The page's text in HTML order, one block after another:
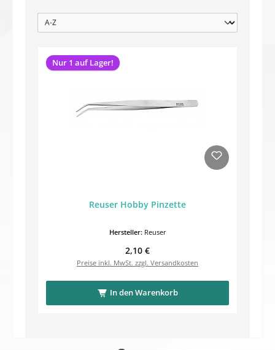
Nur 1 auf Lager!
Reuser Hobby Pinzette
Hersteller: Reuser
Regulärer Preis:
2,10 €
Preise inkl. MwSt. zzgl. Versandkosten
In den Warenkorb